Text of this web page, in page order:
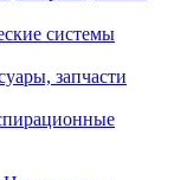
системы
запчасти